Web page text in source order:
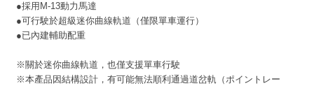
●採用M-13動力馬達
●可行駛於超級迷你曲線軌道（僅限單車運行）
●已內建輔助配重
※關於迷你曲線軌道，也僅支援單車行駛
※本產品因結構設計，有可能無法順利通過道岔軌（ポイントレー